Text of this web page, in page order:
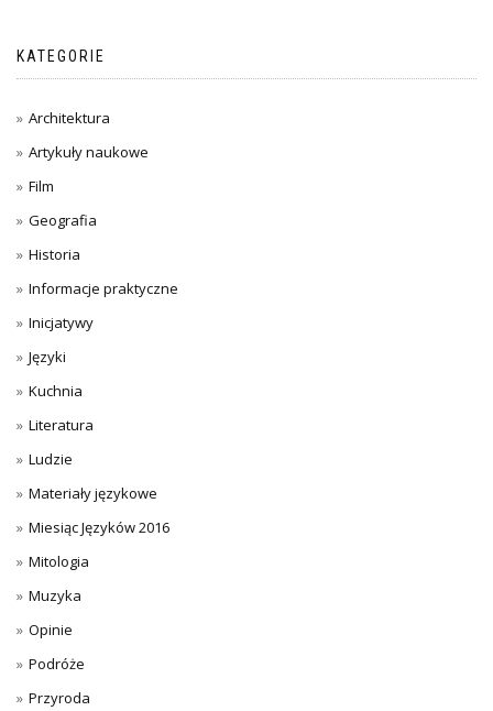
KATEGORIE
Architektura
Artykuły naukowe
Film
Geografia
Historia
Informacje praktyczne
Inicjatywy
Języki
Kuchnia
Literatura
Ludzie
Materiały językowe
Miesiąc Języków 2016
Mitologia
Muzyka
Opinie
Podróże
Przyroda